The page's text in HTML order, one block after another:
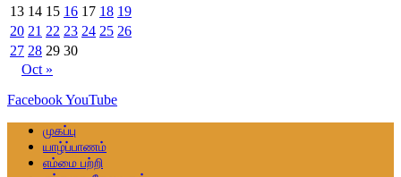
13 14 15 16 17 18 19
20 21 22 23 24 25 26
27 28 29 30
Oct »
FacebookYouTube
முகப்பு
யாழ்ப்பாணம்
எம்மை பற்றி